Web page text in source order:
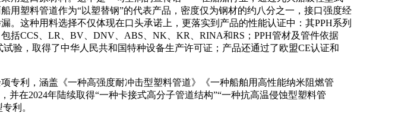
用塑料管道作为“以塑替钢”的代表产品，密度仅为钢材的约八分之一，接口强度经
。这种用料选择不仅体现在口头承诺上，更落实到产品的性能认证中：其PPH系列
括CCS、LR、BV、DNV、ABS、NK、KR、RINA和RS；PPH管材及管件依据
试验，取得了中华人民共和国特种设备生产许可证；产品还通过了欧盟CE认证和
专利，涵盖《一种高强度耐冲击型塑料管道》《一种船舶用高性能纳米阻燃管
并在2024年陆续取得“一种卡接式高分子管道结构”“一种抗高温侵蚀型塑料管
利 。